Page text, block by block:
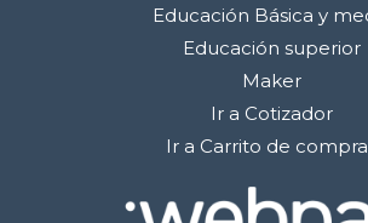
Educación Básica y
Educación superior
Maker
Ir a Cotizador
Ir a Carrito de